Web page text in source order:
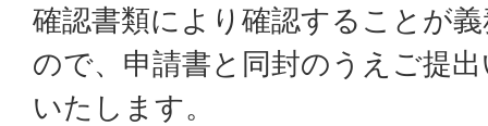
確認書類により確認することが
ので、申請書と同封のうえご提
いたします。